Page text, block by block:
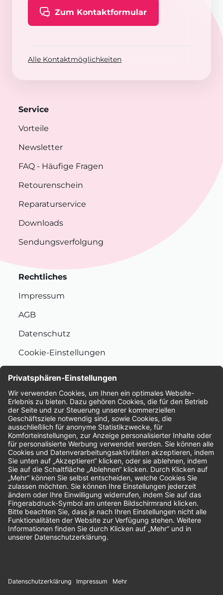
Zum Kontaktformular
Alle Kontaktmöglichkeiten
Service
Vorteile
Newsletter
FAQ - Häufige Fragen
Retourenschein
Reparaturservice
Downloads
Sendungsverfolgung
Rechtliches
Impressum
AGB
Datenschutz
Cookie-Einstellungen
Bewertungen
Unsere Zahlungsarten: